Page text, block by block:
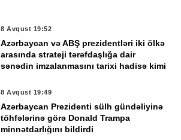
8 Avqust 19:52
Azərbaycan və ABŞ prezidentləri iki ölkə
arasında strateji tərəfdaşlığa dair
sənədin imzalanmasını tarixi hadisə kimi
8 Avqust 19:49
Azərbaycan Prezidenti sülh gündəliyinə
töhfələrinə görə Donald Trampa
minnətdarlığını bildirdi